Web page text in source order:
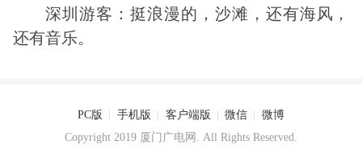
深圳游客：挺浪漫的，沙滩，还有海风，
还有音乐。
PC版 | 手机版 | 客户端版 | 微信 | 微博
Copyright 2019 厦门广电网. All Rights Reserved.